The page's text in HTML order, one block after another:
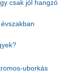
csak jól hangzó
uborkás